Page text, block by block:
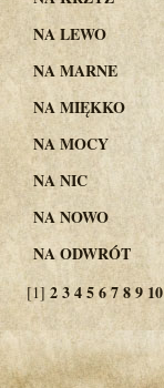
NA LEWO
NA MARNE
NA MIĘKKO
NA MOCY
NA NIC
NA NOWO
NA ODWRÓT
[1] 23456789 10